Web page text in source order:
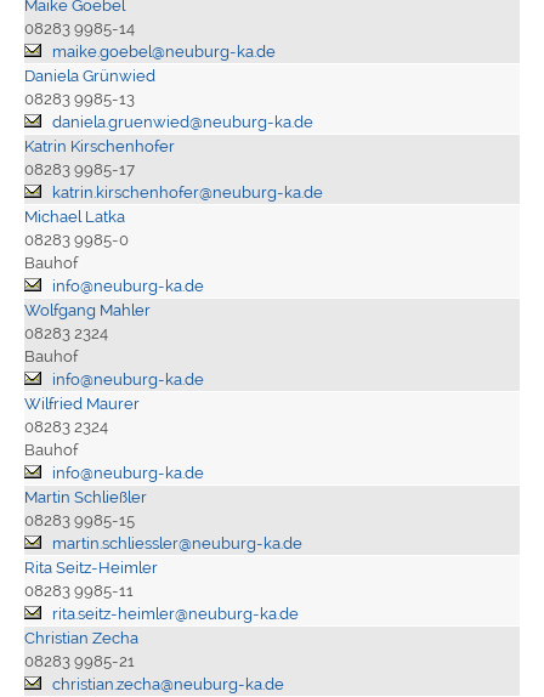
Maike Goebel
08283 9985-14
maike.goebel@neuburg-ka.de
Daniela Grünwied
08283 9985-13
daniela.gruenwied@neuburg-ka.de
Katrin Kirschenhofer
08283 9985-17
katrin.kirschenhofer@neuburg-ka.de
Michael Latka
08283 9985-0
Bauhof
info@neuburg-ka.de
Wolfgang Mahler
08283 2324
Bauhof
info@neuburg-ka.de
Wilfried Maurer
08283 2324
Bauhof
info@neuburg-ka.de
Martin Schließler
08283 9985-15
martin.schliessler@neuburg-ka.de
Rita Seitz-Heimler
08283 9985-11
rita.seitz-heimler@neuburg-ka.de
Christian Zecha
08283 9985-21
christian.zecha@neuburg-ka.de